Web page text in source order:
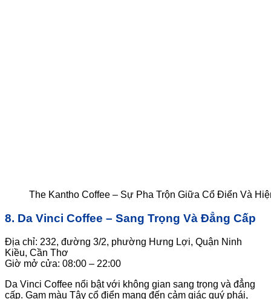
The Kantho Coffee – Sự Pha Trộn Giữa Cổ Điển Và
8. Da Vinci Coffee – Sang Trọng Và Đẳng Cấp
Địa chỉ: 232, đường 3/2, phường Hưng Lợi, Quận Ninh
Kiều, Cần Thơ
Giờ mở cửa: 08:00 – 22:00
Da Vinci Coffee nổi bật với không gian sang trọng và đẳng
cấp. Gam màu Tây cổ điển mang đến cảm giác quý phái,